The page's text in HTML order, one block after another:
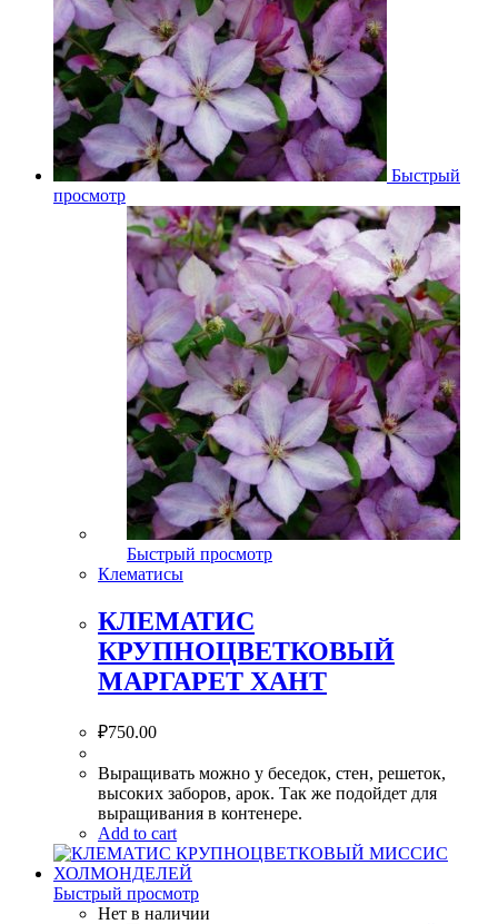
Быстрый
просмотр
Быстрый просмотр
Клематисы
КЛЕМАТИС
КРУПНОЦВЕТКОВЫЙ
МАРГАРЕТ ХАНТ
₽750.00
Выращивать можно у беседок, стен, решеток,
высоких заборов, арок. Так же подойдет для
выращивания в контенере.
Add to cart
Быстрый просмотр
Нет в наличии